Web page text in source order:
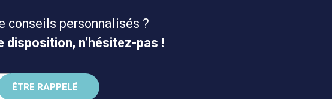
conseils personnalisés ?
n’hésitez-pas !